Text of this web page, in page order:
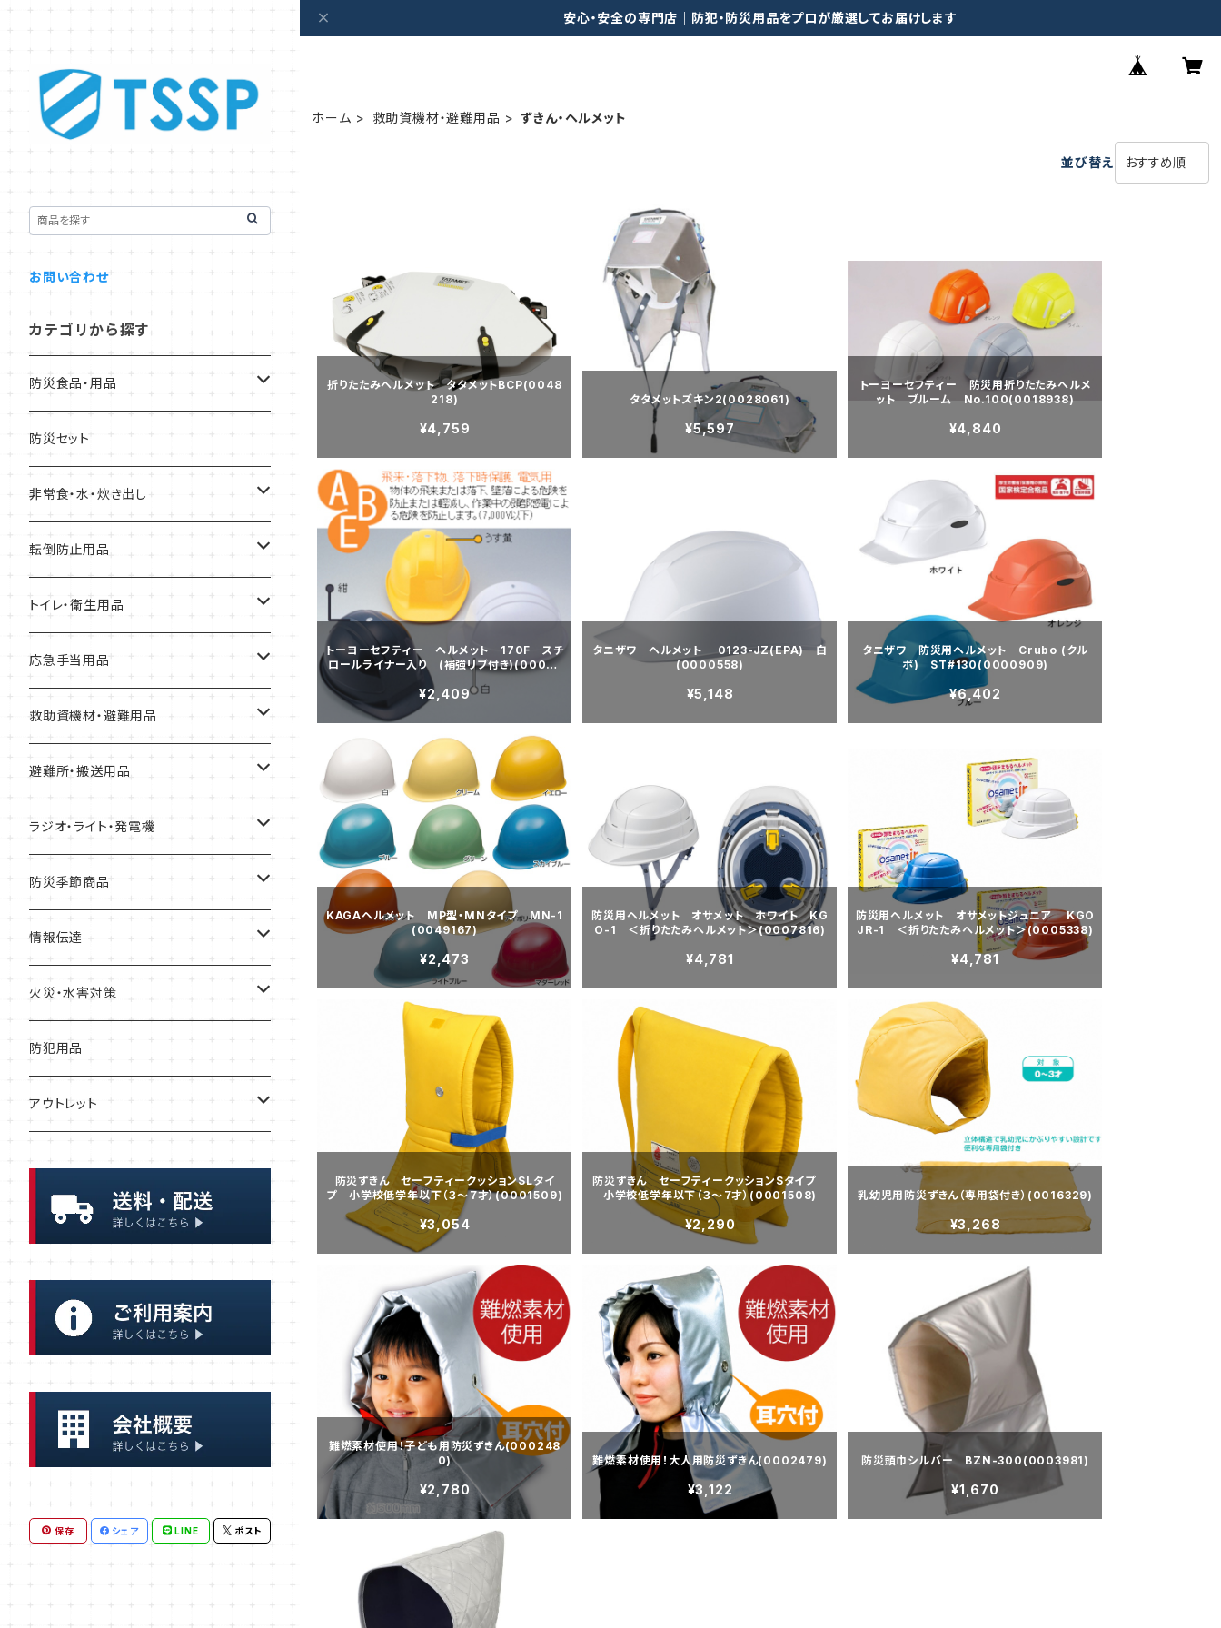
安心・安全の専門店｜防犯・防災用品をプロが厳選してお届けします
ホーム 救助資機材・避難用品 ずきん・ヘルメット
並び替え
折りたたみヘルメット タタメットBCP(0048
218)
¥4,759
タタメットズキン2(0028061)
¥5,597
トーヨーセフティー 防災用折りたたみヘルメ
ット ブルーム No.100(0018938)
¥4,840
トーヨーセフティー ヘルメット 170F スチ
ロールライナー入り (補強リブ付き)(00023
¥2,409
タニザワ ヘルメット 0123-JZ(EPA) 白
(0000558)
¥5,148
タニザワ 防災用ヘルメット Crubo (クル
ボ) ST#130(0000909)
¥6,402
KAGAヘルメット MP型・MNタイプ MN-1
(0049167)
¥2,473
防災用ヘルメット オサメット ホワイト KG
O-1 ＜折りたたみヘルメット＞(0007816)
¥4,781
防災用ヘルメット オサメットジュニア KGO
JR-1 ＜折りたたみヘルメット＞(0005338)
¥4,781
防災ずきん セーフティークッションSLタイ
プ 小学校低学年以下（３〜７才）(0001509)
¥3,054
防災ずきん セーフティークッションSタイプ
小学校低学年以下（３〜７才）(0001508)
¥2,290
乳幼児用防災ずきん（専用袋付き）(0016329)
¥3,268
難燃素材使用！子ども用防災ずきん(000248
0)
¥2,780
難燃素材使用！大人用防災ずきん(0002479)
¥3,122
防災頭巾シルバー BZN-300(0003981)
¥1,670
お問い合わせ
カテゴリから探す
防災食品・用品
缶詰
クッキー、ビスケット
防災セット
非常食・水・炊き出し
アルファ化米
パスタ
スープ
缶詰
パン
レトルト食品
リゾット
非常食セット
一食ボックス
一食パック
インスタント麺
浄水・給水
炊き出し
転倒防止用品
耐震マット
転倒防止用具
ガラス飛散防止フィルム
ブレーカー遮断装置
金具・ストッパー・ワイヤー
落下防止
トイレ・衛生用品
Letito
簡易トイレ
組み立て式簡易トイレ
トイレテント
衛生用品
応急手当用品
救急セット
止血・包帯・処置用品
救助資機材・避難用品
非常持出袋
ずきん・ヘルメット
工具
避難所・搬送用品
緊急避難所
テント
リアカー・避難車
担架
簡易ベッド
ラジオ・ライト・発電機
ガソリン缶
ガソリン携行缶
発電機
充電器・電池
防災季節商品
寒さ対策
暑さ・熱中症対策
情報伝達
メモ
メガホン・拡声器
火災・水害対策
ボート
防犯用品
アウトレット
缶詰
おかず
スープ
保存 シェア LINE ポスト